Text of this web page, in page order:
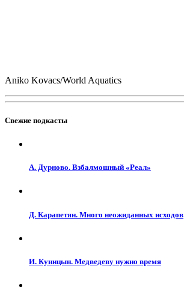
Aniko Kovacs/World Aquatics
Свежие подкасты
А. Дурново. Взбалмошный «Реал»
Д. Карапетян. Много неожиданных исходов
И. Куницын. Медведеву нужно время